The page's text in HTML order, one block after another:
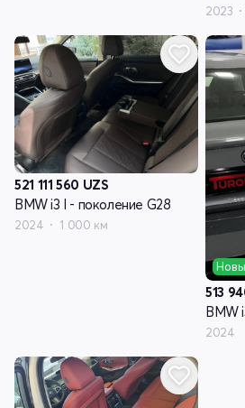
2023
521 111 560 UZS
BMW i3 I - поколение G28
2024 1 000 км
513
BMW
2024